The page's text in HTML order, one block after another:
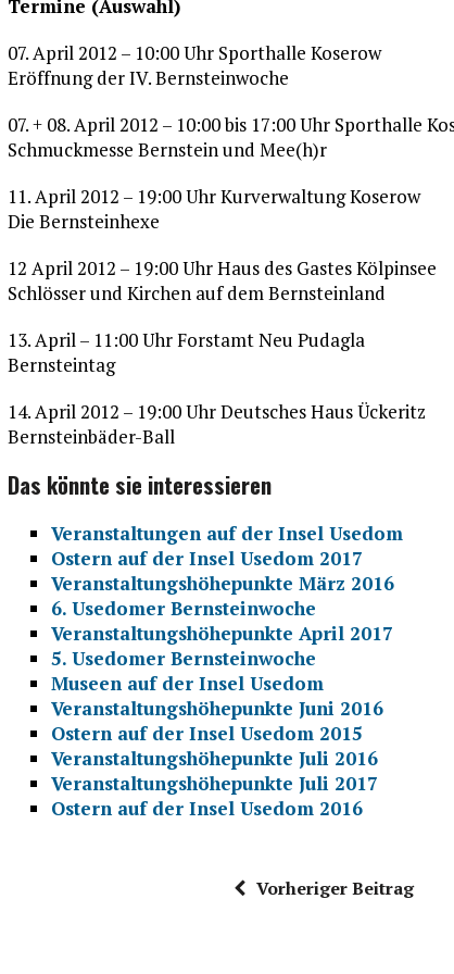
Termine (Auswahl)
07. April 2012 – 10:00 Uhr Sporthalle Koserow
Eröffnung der IV. Bernsteinwoche
07. + 08. April 2012 – 10:00 bis 17:00 Uhr Sporthalle
Schmuckmesse Bernstein und Mee(h)r
11. April 2012 – 19:00 Uhr Kurverwaltung Koserow
Die Bernsteinhexe
12 April 2012 – 19:00 Uhr Haus des Gastes Kölpinsee
Schlösser und Kirchen auf dem Bernsteinland
13. April – 11:00 Uhr Forstamt Neu Pudagla
Bernsteintag
14. April 2012 – 19:00 Uhr Deutsches Haus Ückeritz
Bernsteinbäder-Ball
Das könnte sie interessieren
Veranstaltungen auf der Insel Usedom
Ostern auf der Insel Usedom 2017
Veranstaltungshöhepunkte März 2016
6. Usedomer Bernsteinwoche
Veranstaltungshöhepunkte April 2017
5. Usedomer Bernsteinwoche
Museen auf der Insel Usedom
Veranstaltungshöhepunkte Juni 2016
Ostern auf der Insel Usedom 2015
Veranstaltungshöhepunkte Juli 2016
Veranstaltungshöhepunkte Juli 2017
Ostern auf der Insel Usedom 2016
Vorheriger Beitrag